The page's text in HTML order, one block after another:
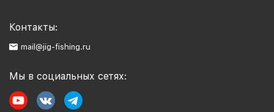
Контакты:
mail@jig-fishing.ru
Мы в социальных сетях: